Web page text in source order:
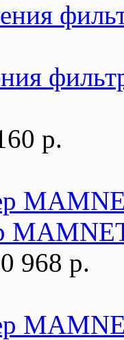
р.
968 р.